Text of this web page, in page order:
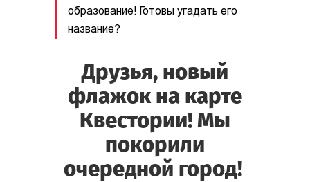
образование! Готовы угадать его
название?
Друзья, новый
флажок на карте
Квестории! Мы
покорили
очередной город!